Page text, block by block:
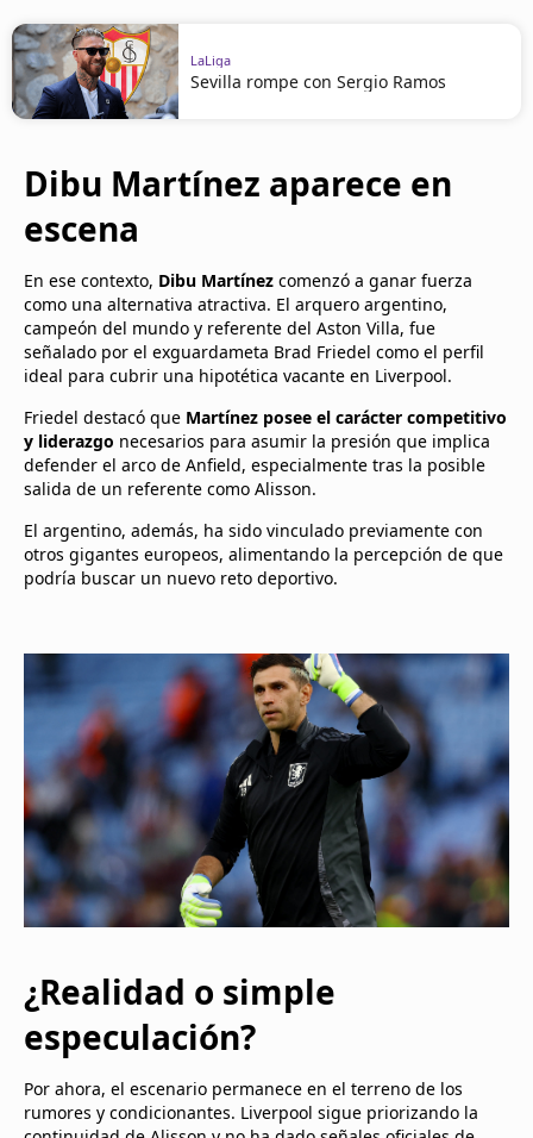
LaLiga
Sevilla rompe con Sergio Ramos
Dibu Martínez aparece en
escena
En ese contexto, Dibu Martínez comenzó a ganar fuerza
como una alternativa atractiva. El arquero argentino,
campeón del mundo y referente del Aston Villa, fue
señalado por el exguardameta Brad Friedel como el perfil
ideal para cubrir una hipotética vacante en Liverpool.
Friedel destacó que Martínez posee el carácter competitivo
y liderazgo necesarios para asumir la presión que implica
defender el arco de Anfield, especialmente tras la posible
salida de un referente como Alisson.
El argentino, además, ha sido vinculado previamente con
otros gigantes europeos, alimentando la percepción de que
podría buscar un nuevo reto deportivo.
¿Realidad o simple
especulación?
Por ahora, el escenario permanece en el terreno de los
rumores y condicionantes. Liverpool sigue priorizando la